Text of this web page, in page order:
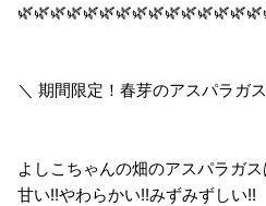
＼ 期間限定！春芽のアスパラガ
よしこちゃんの畑のアスパラガス
甘い!!やわらかい!!みずみずしい!!